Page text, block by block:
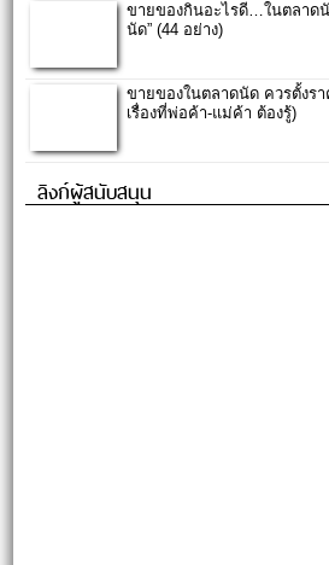
ขายของกินอะไรดี…ในตลาด
นัด” (44 อย่าง)
ขายของในตลาดนัด ควรตั้งรา
เรื่องที่พ่อค้า-แม่ค้า ต้องรู้)
ลิงก์ผู้สนับสนุน